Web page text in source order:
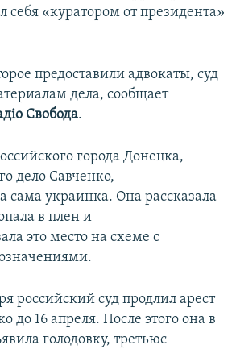
«куратором от президента»
предоставили адвокаты, суд
дела, сообщает
Свобода.
города Донецка,
дело Савченко,
сама украинка. Она рассказала
в плен и
это место на схеме с
российский суд продлил арест
до 16 апреля. После этого она в
голодовку, третьюс